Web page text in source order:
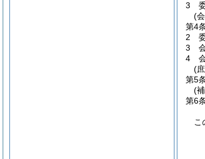
3
(
第4
2
3
4
(
第5
(
第6
こ